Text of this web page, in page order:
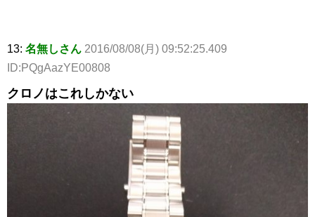
13: 名無しさん 2016/08/08(月) 09:52:25.409
ID:PQgAazYE00808
クロノはこれしかない